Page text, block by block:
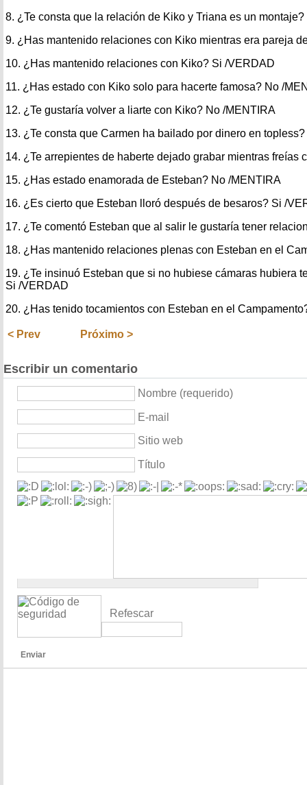
8. ¿Te consta que la relación de Kiko y Triana es un
9. ¿Has mantenido relaciones con Kiko mientras era pareja
10. ¿Has mantenido relaciones con Kiko? Si /VERDAD
11. ¿Has estado con Kiko solo para hacerte famosa? No /
12. ¿Te gustaría volver a liarte con Kiko? No /MENTIRA
13. ¿Te consta que Carmen ha bailado por dinero en
14. ¿Te arrepientes de haberte dejado grabar mientras freías
15. ¿Has estado enamorada de Esteban? No /MENTIRA
16. ¿Es cierto que Esteban lloró después de besaros? Si /
17. ¿Te comentó Esteban que al salir le gustaría tener
18. ¿Has mantenido relaciones plenas con Esteban en el
19. ¿Te insinuó Esteban que si no hubiese cámaras hubiera
Si /VERDAD
20. ¿Has tenido tocamientos con Esteban en el
< Prev Próximo >
Escribir un comentario
Nombre (requerido)
E-mail
Sitio web
Título
Refescar
Enviar